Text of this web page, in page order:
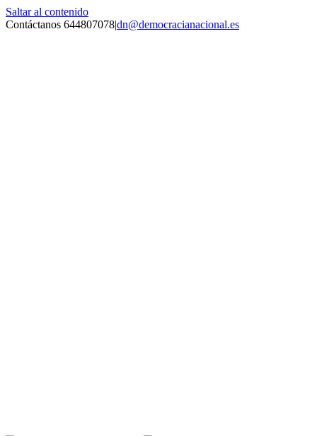
Saltar al contenido
Contáctanos 644807078|dn@democracianacional.es